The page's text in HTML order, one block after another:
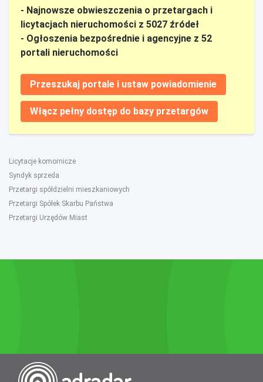
- Najnowsze obwieszczenia o przetargach i
licytacjach nieruchomości z 5027 źródeł
- Ogłoszenia bezpośrednie i agencyjne z 52
portali nieruchomości
Przeszukaj portale i ustaw powiadomienie
Włącz pełny dostęp do bazy przetargów
Licytacje komornicze
Syndyk sprzeda
Przetargi spółdzielni mieszkaniowych
Przetargi Spółek Skarbu Państwa
Przetargi Urzędów Miast